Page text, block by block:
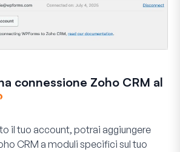
connessione Zoho CRM al
il tuo account, potrai aggiungere
CRM a moduli specifici sul tuo